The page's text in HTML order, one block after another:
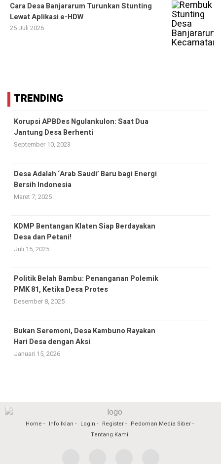
Cara Desa Banjararum Turunkan Stunting
Lewat Aplikasi e-HDW
25 Juli 2026
TRENDING
Korupsi APBDes Ngulankulon: Saat Dua
Jantung Desa Berhenti
September 10, 2023
Desa Adalah ‘Arab Saudi’ Baru bagi Energi
Bersih Indonesia
Maret 7, 2025
KDMP Bentangan Klaten Siap Berdayakan
Desa dan Petani!
Juli 15, 2025
Politik Belah Bambu: Penanganan Polemik
PMK 81, Ketika Desa Protes
Desember 8, 2025
Bukan Seremoni, Desa Kambuno Rayakan
Hari Desa dengan Aksi
Januari 15, 2026
Home Info Iklan Login Register
Pedoman Media Siber
Tentang Kami